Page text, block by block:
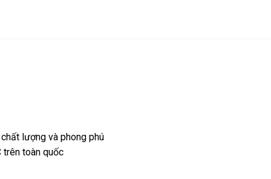
lượng và phong phú
trên toàn quốc